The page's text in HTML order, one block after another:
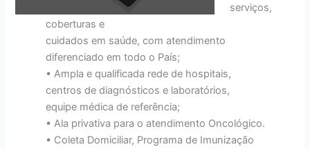
serviços,
coberturas e
cuidados em saúde, com atendimento
diferenciado em todo o País;
• Ampla e qualificada rede de hospitais,
centros de diagnósticos e laboratórios,
equipe médica de referência;
• Ala privativa para o atendimento Oncológico.
• Coleta Domiciliar, Programa de Imunização